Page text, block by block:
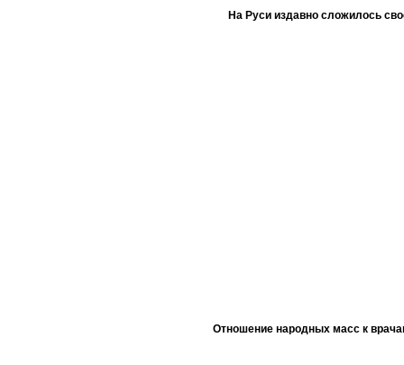
На Руси издавно сложилось
Отношение народных масс к